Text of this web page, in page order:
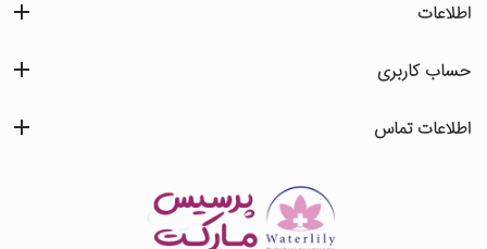
اطلاعات
حساب کاربری
اطلاعات تماس